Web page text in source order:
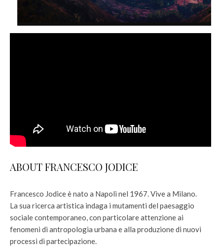
ABOUT FRANCESCO JODICE
Francesco Jodice è nato a Napoli nel 1967. Vive a Milano.
La sua ricerca artistica indaga i mutamenti del paesaggio
sociale contemporaneo, con particolare attenzione ai
fenomeni di antropologia urbana e alla produzione di nuovi
processi di partecipazione.